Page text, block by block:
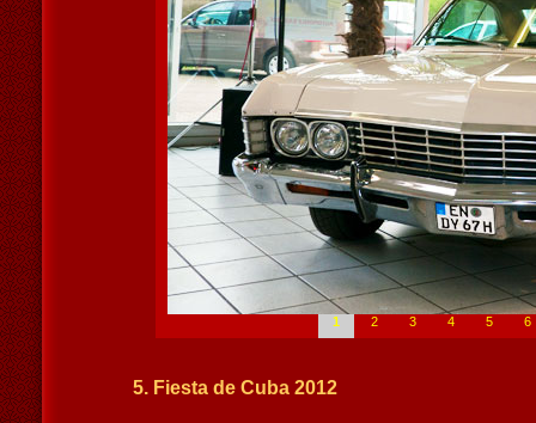
1 2 3 4 5 6
5. Fiesta de Cuba 2012